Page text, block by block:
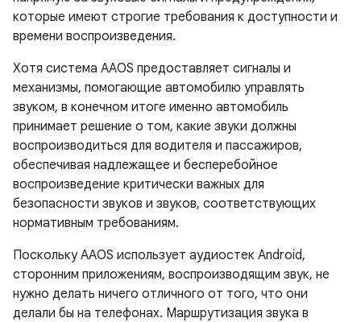
которые имеют строгие требования к доступности и
времени воспроизведения.
Хотя система AAOS предоставляет сигналы и
механизмы, помогающие автомобилю управлять
звуком, в конечном итоге именно автомобиль
принимает решение о том, какие звуки должны
воспроизводиться для водителя и пассажиров,
обеспечивая надлежащее и бесперебойное
воспроизведение критически важных для
безопасности звуков и звуков, соответствующих
нормативным требованиям.
Поскольку AAOS использует аудиостек Android,
сторонним приложениям, воспроизводящим звук, не
нужно делать ничего отличного от того, что они
делали бы на телефонах. Маршрутизация звука в